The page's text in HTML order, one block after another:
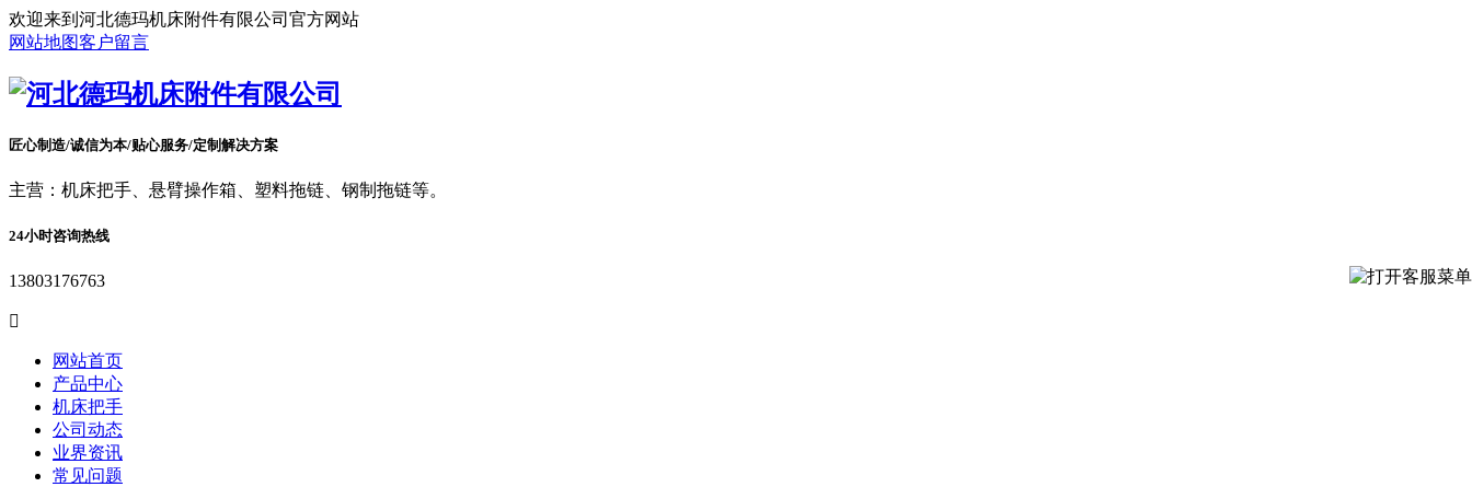
欢迎来到河北德玛机床附件有限公司官方网站
网站地图客户留言
匠心制造/诚信为本/贴心服务/定制解决方案
主营：机床把手、悬臂操作箱、塑料拖链、钢制拖链等。
24小时咨询热线
13803176763

网站首页
产品中心
机床把手
公司动态
业界资讯
常见问题